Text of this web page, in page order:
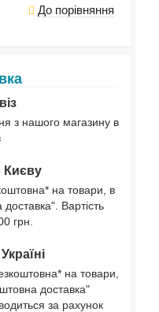
До порівняння
з нашого магазину в
Києву
на товари, в
Вартість
грн.
на товари,
доставка"
за рахунок